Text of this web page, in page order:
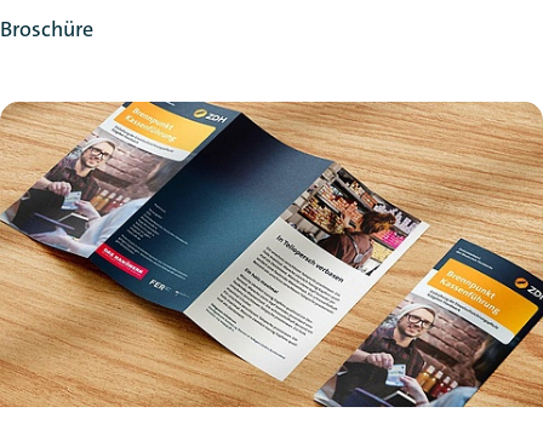
Broschüre